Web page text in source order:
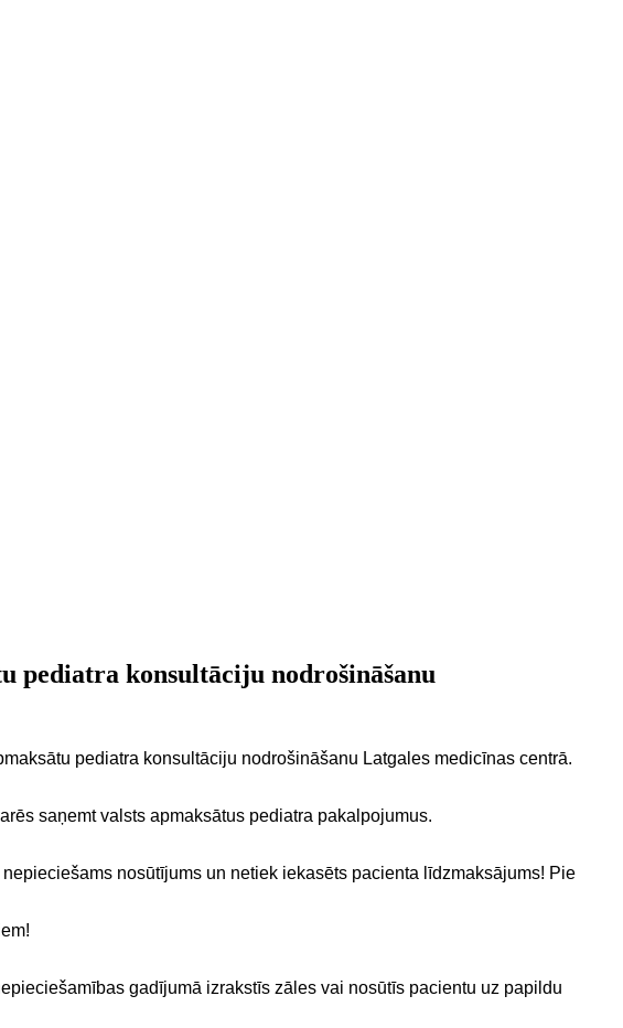
pediatra konsultāciju nodrošināšanu
pediatra konsultāciju nodrošināšanu Latgales medicīnas centrā.
saņemt valsts apmaksātus pediatra pakalpojumus.
nosūtījums un netiek iekasēts pacienta līdzmaksājums! Pie
gadījumā izrakstīs zāles vai nosūtīs pacientu uz papildu